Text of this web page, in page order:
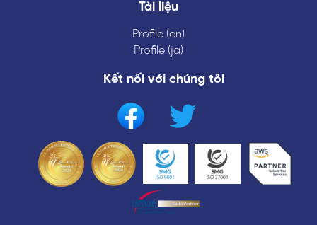
Tài liệu
Profile (en)
Profile (ja)
Kết nối với chúng tôi